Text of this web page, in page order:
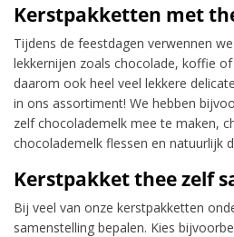
Kerstpakketten met
Tijdens de feestdagen verwennen
lekkernijen zoals chocolade, koffie
daarom ook heel veel lekkere
in ons assortiment! We hebben
zelf chocolademelk mee te maken,
chocolademelk flessen en natuurlijk
Kerstpakket thee zelf
Bij veel van onze kerstpakketten
samenstelling bepalen. Kies